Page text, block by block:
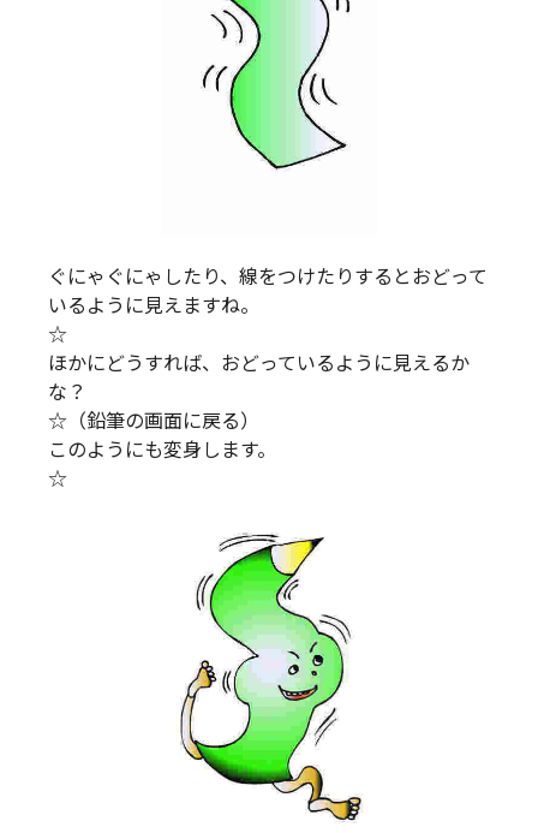
ぐにゃぐにゃしたり、線をつけたりするとおどって
いるように見えますね。
☆
ほかにどうすれば、おどっているように見えるか
な？
☆（鉛筆の画面に戻る）
このようにも変身します。
☆